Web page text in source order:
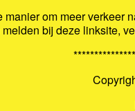
om meer
bij deze linksite,